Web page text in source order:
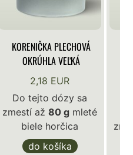
KORENIČKA PLECHOVÁ
OKRÚHLA VEĽKÁ
2,18 EUR
Do tejto dózy sa
zmestí až80 g mleté
biele horčica
do košíka